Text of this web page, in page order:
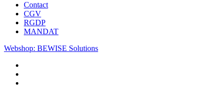
Contact
CGV
RGDP
MANDAT
Webshop: BEWISE Solutions